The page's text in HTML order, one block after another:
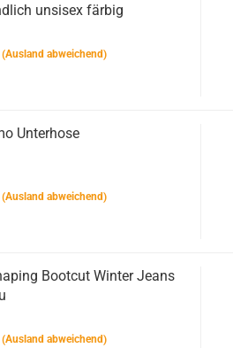
unsisex färbig
(Ausland abweichend)
Unterhose
(Ausland abweichend)
Bootcut Winter Jeans
(Ausland abweichend)